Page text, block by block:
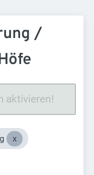
/
aktivieren!